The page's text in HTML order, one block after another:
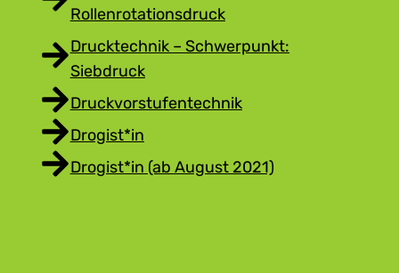
Rollenrotationsdruck
Drucktechnik – Schwerpunkt:
Siebdruck
Druckvorstufentechnik
Drogist*in
Drogist*in (ab August 2021)